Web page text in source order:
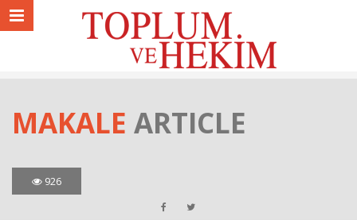
MAKALE ARTICLE
926